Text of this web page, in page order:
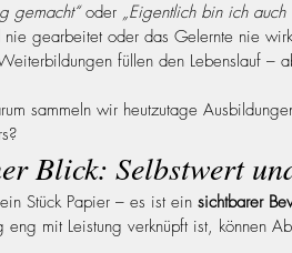
gemacht“ oder „Eigentlich bin ich
nie gearbeitet oder das Gelernte nie
füllen den Lebenslauf –
sammeln wir heutzutage
Blick: Selbstwert
Stück Papier – es ist ein sichtbarer
mit Leistung verknüpft ist, können